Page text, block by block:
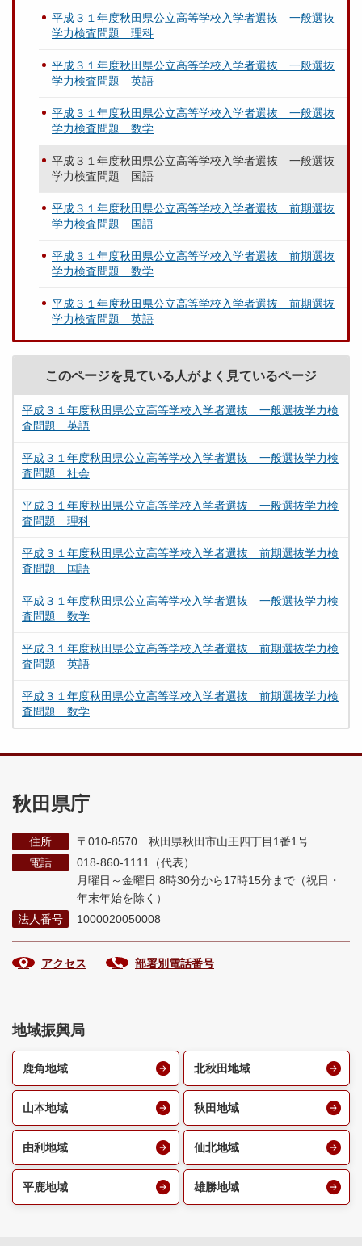
平成３１年度秋田県公立高等学校入学者選抜 一般選抜
学力検査問題 理科
平成３１年度秋田県公立高等学校入学者選抜 一般選抜
学力検査問題 英語
平成３１年度秋田県公立高等学校入学者選抜 一般選抜
学力検査問題 数学
平成３１年度秋田県公立高等学校入学者選抜 一般選抜
学力検査問題 国語
平成３１年度秋田県公立高等学校入学者選抜 前期選抜
学力検査問題 国語
平成３１年度秋田県公立高等学校入学者選抜 前期選抜
学力検査問題 数学
平成３１年度秋田県公立高等学校入学者選抜 前期選抜
学力検査問題 英語
このページを見ている人がよく見ているページ
平成３１年度秋田県公立高等学校入学者選抜 一般選抜学力検
査問題 英語
平成３１年度秋田県公立高等学校入学者選抜 一般選抜学力検
査問題 社会
平成３１年度秋田県公立高等学校入学者選抜 一般選抜学力検
査問題 理科
平成３１年度秋田県公立高等学校入学者選抜 前期選抜学力検
査問題 国語
平成３１年度秋田県公立高等学校入学者選抜 一般選抜学力検
査問題 数学
平成３１年度秋田県公立高等学校入学者選抜 前期選抜学力検
査問題 英語
平成３１年度秋田県公立高等学校入学者選抜 前期選抜学力検
査問題 数学
秋田県庁
住所
〒010-8570 秋田県秋田市山王四丁目1番1号
電話
018-860-1111（代表）
月曜日～金曜日 8時30分から17時15分まで （祝日・
年末年始を除く）
法人番号
1000020050008
アクセス 部署別電話番号
地域振興局
鹿角地域 北秋田地域
山本地域 秋田地域
由利地域 仙北地域
平鹿地域 雄勝地域